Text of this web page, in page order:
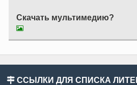
Скачать мультимедию?
ССЫЛКИ ДЛЯ СПИСКА